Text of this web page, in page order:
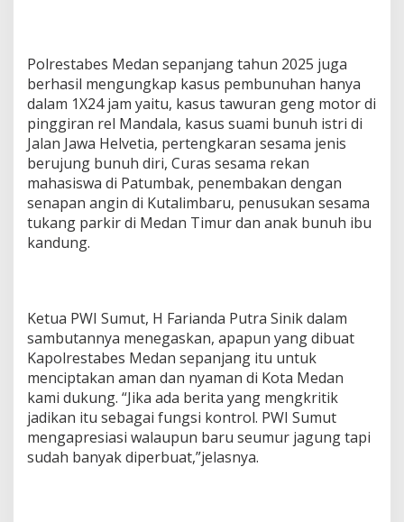
Polrestabes Medan sepanjang tahun 2025 juga
berhasil mengungkap kasus pembunuhan hanya
dalam 1X24 jam yaitu, kasus tawuran geng motor di
pinggiran rel Mandala, kasus suami bunuh istri di
Jalan Jawa Helvetia, pertengkaran sesama jenis
berujung bunuh diri, Curas sesama rekan
mahasiswa di Patumbak, penembakan dengan
senapan angin di Kutalimbaru, penusukan sesama
tukang parkir di Medan Timur dan anak bunuh ibu
kandung.
Ketua PWI Sumut, H Farianda Putra Sinik dalam
sambutannya menegaskan, apapun yang dibuat
Kapolrestabes Medan sepanjang itu untuk
menciptakan aman dan nyaman di Kota Medan
kami dukung. “Jika ada berita yang mengkritik
jadikan itu sebagai fungsi kontrol. PWI Sumut
mengapresiasi walaupun baru seumur jagung tapi
sudah banyak diperbuat,”jelasnya.